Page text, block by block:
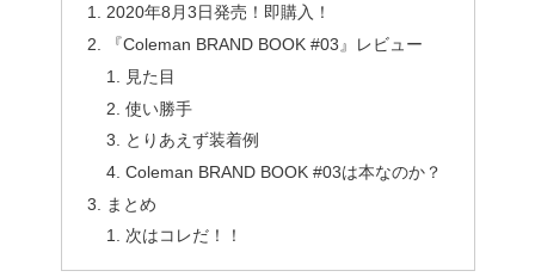
2020年8月3日発売！即購入！
『Coleman BRAND BOOK #03』レビュー
見た目
使い勝手
とりあえず装着例
Coleman BRAND BOOK #03は本なのか？
まとめ
次はコレだ！！